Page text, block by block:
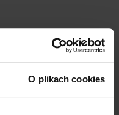
O plikach cookies